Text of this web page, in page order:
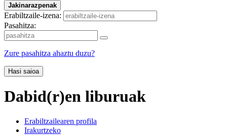
Jakinarazpenak
Erabiltzaile-izena:
Pasahitza:
Zure pasahitza ahaztu duzu?
Hasi saioa
Dabid(r)en liburuak
Erabiltzailearen profila
Irakurtzeko